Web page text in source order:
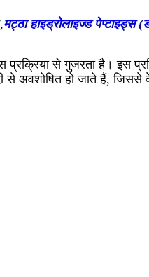
मट्ठा हाइड्रोलाइज्ड पेप्टाइड्स
प्रक्रिया से गुजरता है। इस
से अवशोषित हो जाते हैं,